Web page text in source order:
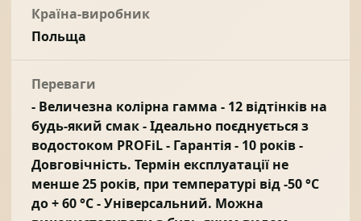
Країна-виробник
Польща
Переваги
- Величезна колірна гамма - 12 відтінків на
будь-який смак - Ідеально поєднується з
водостоком PROFiL - Гарантія - 10 років -
Довговічність. Термін експлуатації не
менше 25 років, при температурі від -50 °C
до + 60 °C - Універсальний. Можна